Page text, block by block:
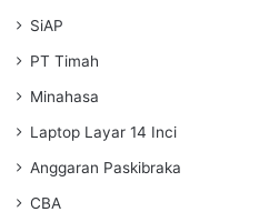
SiAP
PT Timah
Minahasa
Laptop Layar 14 Inci
Anggaran Paskibraka
CBA